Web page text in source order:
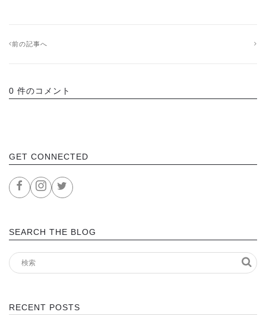
前の記事へ
0 件のコメント
GET CONNECTED
SEARCH THE BLOG
RECENT POSTS